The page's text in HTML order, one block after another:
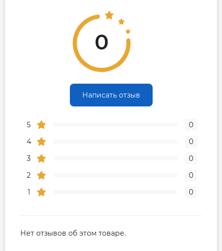
0
Написать отзыв
5
0
4
0
3
0
2
0
1
0
Нет отзывов об этом товаре.